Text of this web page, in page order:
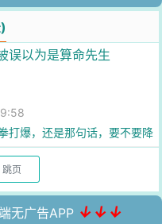
误以为是算命先生
打爆，还是那句话，要不要降
无广告APP ↓↓↓